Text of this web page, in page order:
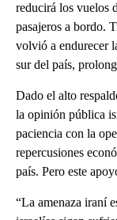
reducirá los vuelos
pasajeros a bordo.
volvió a endurecer
sur del país,
Dado el alto
la opinión pública
paciencia con la
repercusiones
país. Pero este
“La amenaza iraní